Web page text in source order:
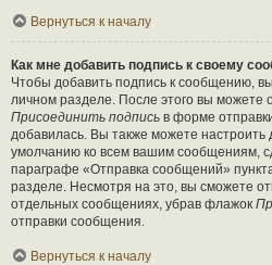
Вернуться к началу
Как мне добавить подпись к своему
Чтобы добавить подпись к сообщению,
личном разделе. После этого вы можете
Присоединить подпись в форме
добавилась. Вы также можете настроить
умолчанию ко всем вашим сообщениям,
параграфе «Отправка сообщений»
разделе. Несмотря на это, вы сможете
отдельных сообщениях, убрав флажок
отправки сообщения.
Вернуться к началу